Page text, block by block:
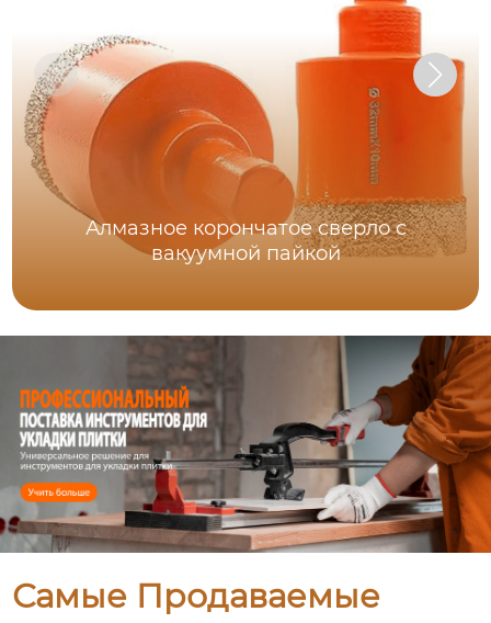
Алмазное корончатое сверло с
вакуумной пайкой
Самые Продаваемые